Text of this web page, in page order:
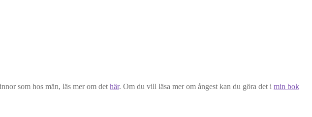
som hos män, läs mer om det här. Om du vill läsa mer om ångest kan du göra det i min bok